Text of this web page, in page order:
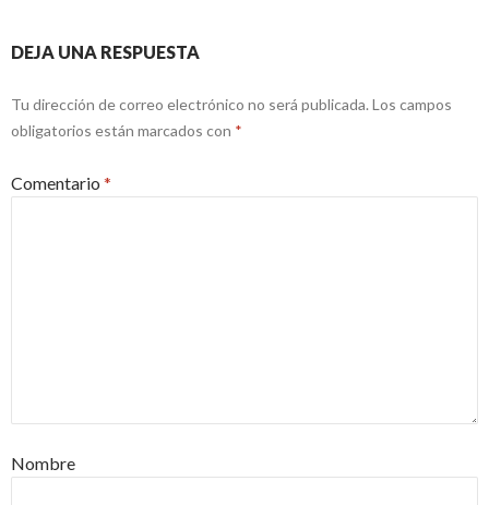
DEJA UNA RESPUESTA
Tu dirección de correo electrónico no será publicada.Los campos
obligatorios están marcados con *
Comentario *
Nombre